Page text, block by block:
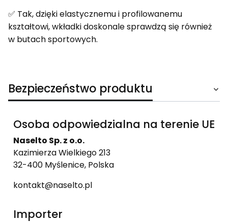
✅ Tak, dzięki elastycznemu i profilowanemu
kształtowi, wkładki doskonale sprawdzą się również
w butach sportowych.
Bezpieczeństwo produktu
Osoba odpowiedzialna na terenie UE
Naselto Sp. z o.o.
Kazimierza Wielkiego 213
32-400 Myślenice, Polska
kontakt@naselto.pl
Importer